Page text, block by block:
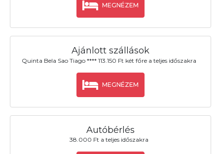
MEGNÉZEM
Ajánlott szállások
Quinta Bela Sao Tiago **** 113.150 Ft két főre a teljes időszakra
MEGNÉZEM
Autóbérlés
38.000 Ft a teljes időszakra